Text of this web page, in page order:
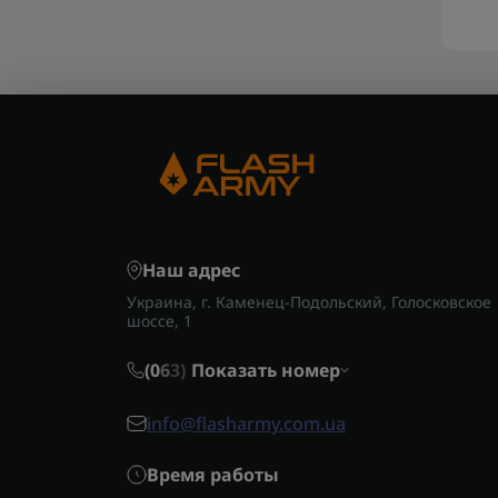
Наш адрес
Украина, г. Каменец-Подольский, Голосковское
шоссе, 1
(063) Показать номер
info@flasharmy.com.ua
Время работы